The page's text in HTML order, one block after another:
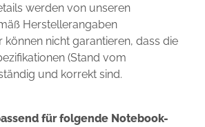
werden von unseren
Herstellerangaben
können nicht garantieren, dass die
(Stand vom
und korrekt sind.
für folgende Notebook-